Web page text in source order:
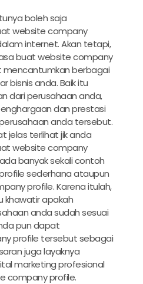
boleh saja
website company
internet. Akan tetapi,
buat website company
berbagai
bisnis anda. Baik itu
dari perusahaan anda,
dan prestasi
anda tersebut.
jelas terlihat jik anda
website company
banyak sekali contoh
sederhana ataupun
profile. Karena itulah,
khawatir apakah
anda sudah sesuai
pun dapat
profile tersebut sebagai
juga layaknya
marketing profesional
company profile.